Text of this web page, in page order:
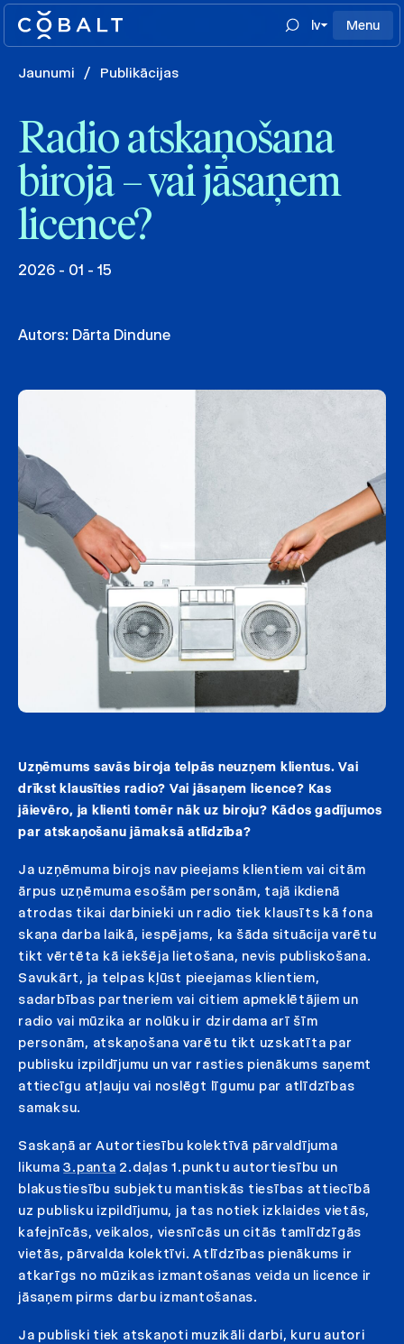
lv Menu
Jaunumi / Publikācijas
Radio atskaņošana
birojā – vai jāsaņem
licence?
2026 - 01 - 15
Autors: Dārta Dindune
Uzņēmums savās biroja telpās neuzņem klientus. Vai
drīkst klausīties radio? Vai jāsaņem licence? Kas
jāievēro, ja klienti tomēr nāk uz biroju? Kādos gadījumos
par atskaņošanu jāmaksā atlīdzība?
Ja uzņēmuma birojs nav pieejams klientiem vai citām
ārpus uzņēmuma esošām personām, tajā ikdienā
atrodas tikai darbinieki un radio tiek klausīts kā fona
skaņa darba laikā, iespējams, ka šāda situācija varētu
tikt vērtēta kā iekšēja lietošana, nevis publiskošana.
Savukārt, ja telpas kļūst pieejamas klientiem,
sadarbības partneriem vai citiem apmeklētājiem un
radio vai mūzika ar nolūku ir dzirdama arī šīm
personām, atskaņošana varētu tikt uzskatīta par
publisku izpildījumu un var rasties pienākums saņemt
attiecīgu atļauju vai noslēgt līgumu par atlīdzības
samaksu.
Saskaņā ar Autortiesību kolektīvā pārvaldījuma
likuma3.panta 2.daļas 1.punktu autortiesību un
blakustiesību subjektu mantiskās tiesības attiecībā
uz publisku izpildījumu, ja tas notiek izklaides vietās,
kafejnīcās, veikalos, viesnīcās un citās tamlīdzīgās
vietās, pārvalda kolektīvi. Atlīdzības pienākums ir
atkarīgs no mūzikas izmantošanas veida un licence ir
jāsaņem pirms darbu izmantošanas.
Ja publiski tiek atskaņoti muzikāli darbi, kuru autori